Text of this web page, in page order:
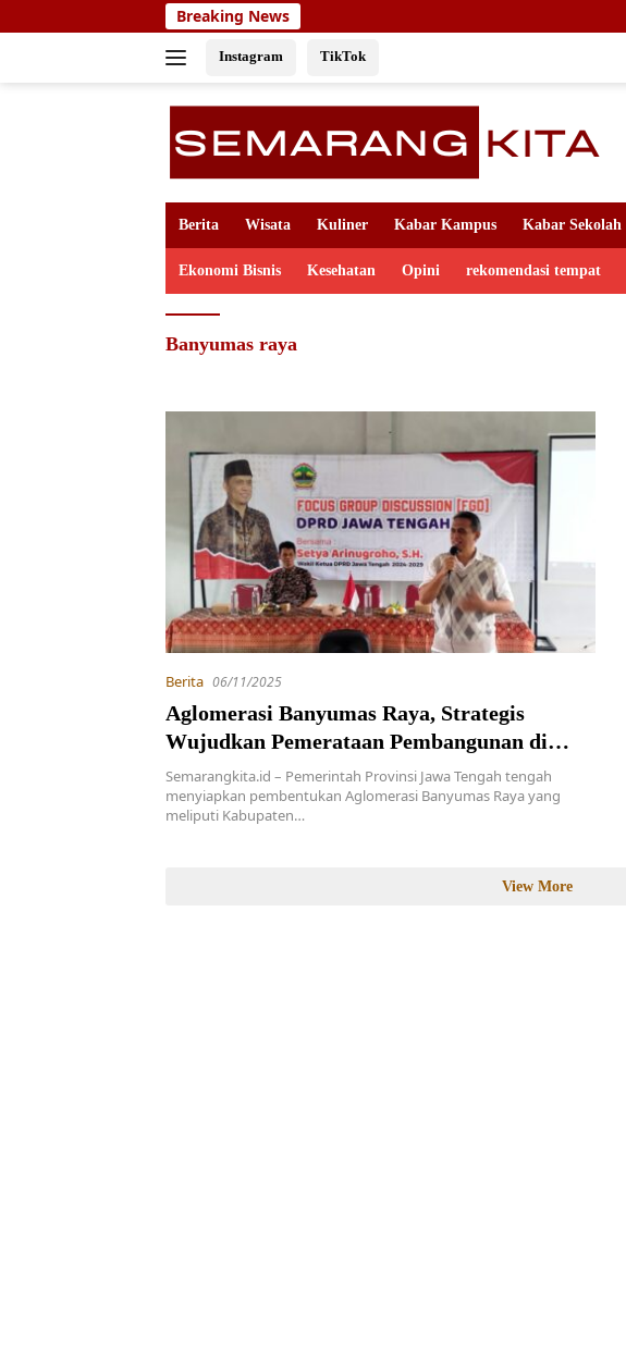
to
Breaking News
Instagram TikTok
Berita Wisata Kuliner Kabar Kampus Kabar Sekolah
Ekonomi Bisnis Kesehatan Opini rekomendasi tempat
Banyumas raya
Berita 06/11/2025
Aglomerasi Banyumas Raya, Strategis
Wujudkan Pemerataan Pembangunan di
Jawa Tengah
Semarangkita.id – Pemerintah Provinsi Jawa Tengah tengah
menyiapkan pembentukan Aglomerasi Banyumas Raya yang
meliputi Kabupaten…
View More